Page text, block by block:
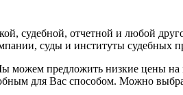
судебной, отчетной и любой
суды и институты судебных
предложить низкие цены
для Вас способом. Можно